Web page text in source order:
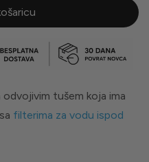
odvojivim tušem koja ima
filterima za vodu ispod